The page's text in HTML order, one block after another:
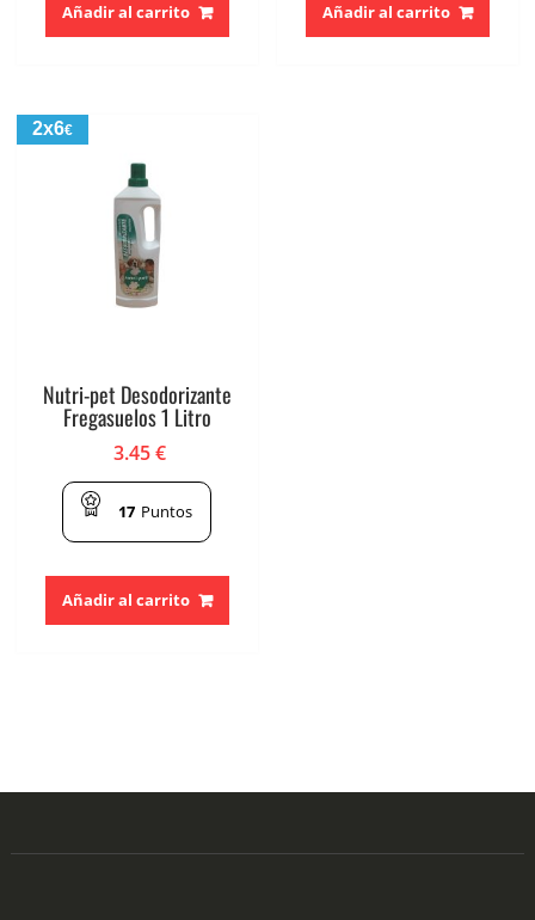
Añadir al carrito Añadir al carrito
2x6€
Nutri-pet Desodorizante
Fregasuelos 1 Litro
3.45€
17 Puntos
Añadir al carrito